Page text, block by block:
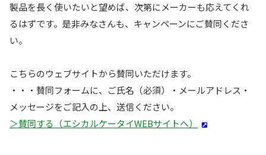
製品を長く使いたいと望めば、次第にメーカーも応えてくれ
るはずです。是非みなさんも、キャンペーンにご賛同くださ
い。
こちらのウェブサイトから賛同いただけます。
・・・賛同フォームに、ご氏名（必須）・メールアドレス・
メッセージをご記入の上、送信ください。
＞賛同する（エシカルケータイWEBサイトへ）